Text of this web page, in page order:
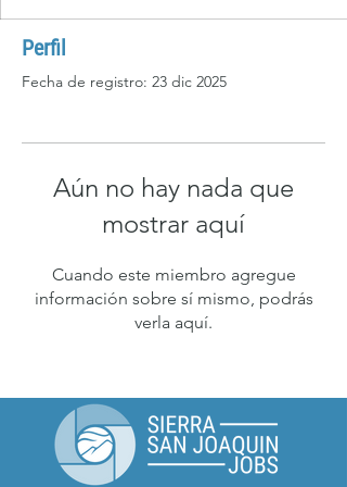
Perfil
Fecha de registro: 23 dic 2025
Aún no hay nada que
mostrar aquí
Cuando este miembro agregue
información sobre sí mismo, podrás
verla aquí.